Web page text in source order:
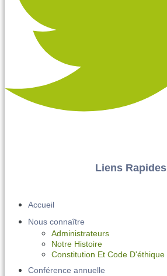
Liens Rapides
Accueil
Nous connaître
Administrateurs
Notre Histoire
Constitution Et Code D'éthique
Conférence annuelle